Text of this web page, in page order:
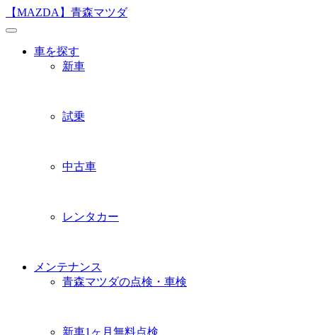
Skip
content
【MAZDA】青森マツダ
車を探す
新車
試乗
中古車
レンタカー
メンテナンス
青森マツダの点検・車検
新車1ヶ月無料点検